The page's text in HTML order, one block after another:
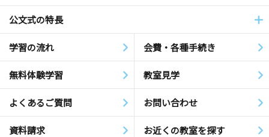
公文式の特長
学習の流れ 会費・各種手続き
無料体験学習 教室見学
よくあるご質問 お問い合わせ
資料請求 お近くの教室を探す